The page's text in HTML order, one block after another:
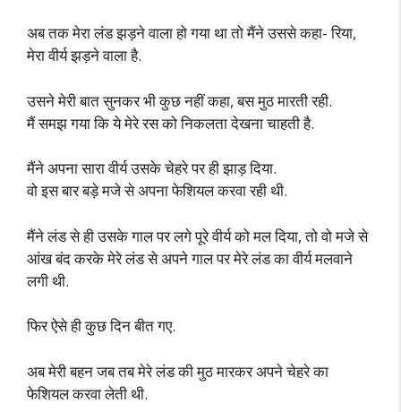
अब तक मेरा लंड झड़ने वाला हो गया था तो मैंने उससे कहा- रिया,
मेरा वीर्य झड़ने वाला है.
उसने मेरी बात सुनकर भी कुछ नहीं कहा, बस मुठ मारती रही.
मैं समझ गया कि ये मेरे रस को निकलता देखना चाहती है.
मैंने अपना सारा वीर्य उसके चेहरे पर ही झाड़ दिया.
वो इस बार बड़े मजे से अपना फेशियल करवा रही थी.
मैंने लंड से ही उसके गाल पर लगे पूरे वीर्य को मल दिया, तो वो मजे से
आंख बंद करके मेरे लंड से अपने गाल पर मेरे लंड का वीर्य मलवाने
लगी थी.
फिर ऐसे ही कुछ दिन बीत गए.
अब मेरी बहन जब तब मेरे लंड की मुठ मारकर अपने चेहरे का
फेशियल करवा लेती थी.